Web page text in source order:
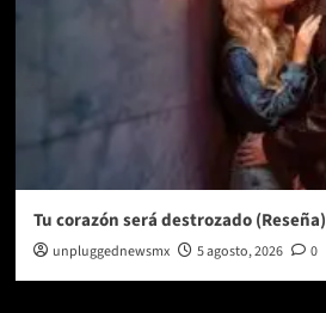
Tu corazón será destrozado (Reseña)
unpluggednewsmx 5 agosto, 2026 0